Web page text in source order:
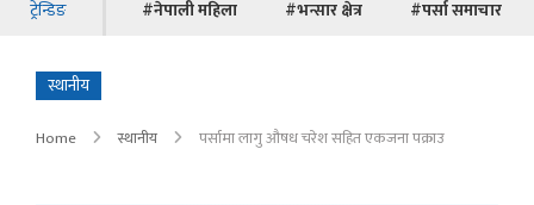
ट्रेन्डिङ #नेपाली महिला #भन्सार क्षेत्र #पर्सा समाचार
स्थानीय
Home स्थानीय पर्सामा लागु औषध चरेश सहित एकजना पक्राउ